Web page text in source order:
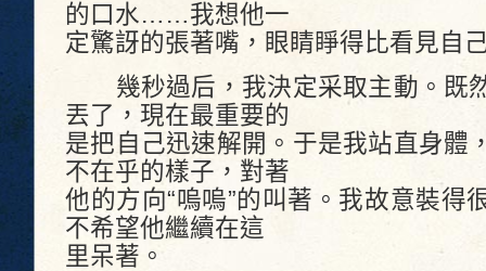
的口水……我想他一
定驚訝的張著嘴，眼睛睜得比看見自
幾秒過后，我決定采取主動。既
丟了，現在最重要的
是把自己迅速解開。于是我站直身體
不在乎的樣子，對著
他的方向“嗚嗚”的叫著。我故意裝得
不希望他繼續在這
里呆著。